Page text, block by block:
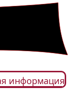
информация